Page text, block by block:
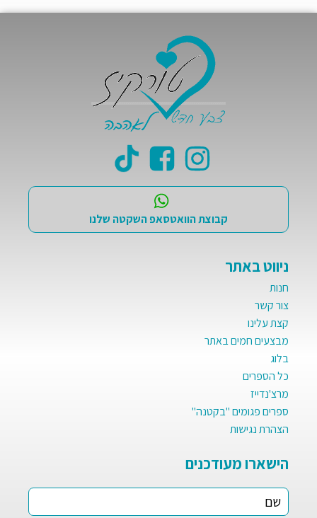
קבוצת הוואטסאפ השקטה שלנו
ניווט באתר
חנות
צור קשר
קצת עלינו
מבצעים חמים באתר
בלוג
כל הספרים
מרצ'נדייז
ספרים פגומים "בקטנה"
הצהרת נגישות
הישארו מעודכנים